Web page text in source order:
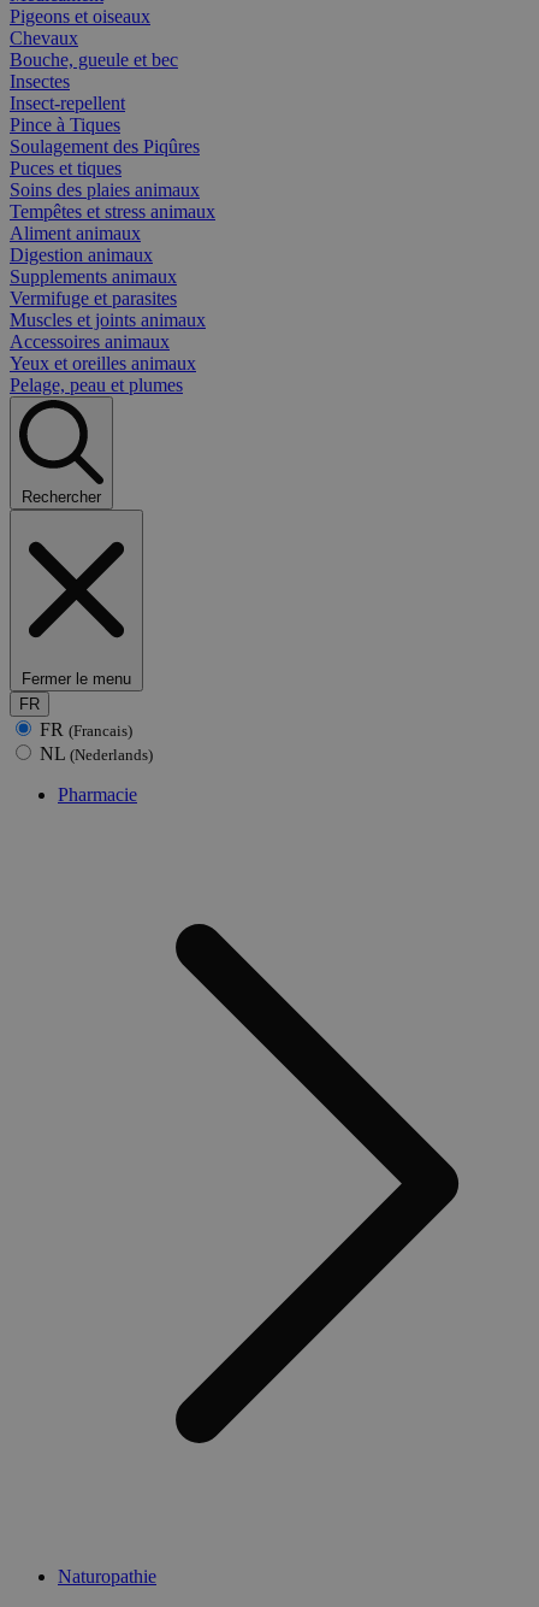
Pigeons et oiseaux
Chevaux
Bouche, gueule et bec
Insectes
Insect-repellent
Pince à Tiques
Soulagement des Piqûres
Puces et tiques
Soins des plaies animaux
Tempêtes et stress animaux
Aliment animaux
Digestion animaux
Supplements animaux
Vermifuge et parasites
Muscles et joints animaux
Accessoires animaux
Yeux et oreilles animaux
Pelage, peau et plumes
Rechercher
Fermer le menu
FR
FR (Francais)
NL (Nederlands)
Pharmacie
Naturopathie